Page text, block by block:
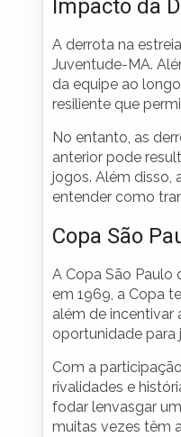
Impacto da
A derrota na
Juventude-MA.
da equipe ao
resiliente que
No entanto, as
anterior pode
jogos. Além disso,
entender como
Copa São
A Copa São Paulo
em 1969, a Copa
além de incentivar
oportunidade para
Com a
rivalidades e
fodar lenvasgar
muitas vezes têm